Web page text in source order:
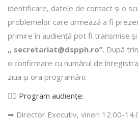
identificare, datele de contact şi o
problemelor care urmează a fi
primire în audienţă pot fi transmise
,, secretariat@dspph.ro’’. După
o confirmare cu numărul de
ziua şi ora programării.
👩‍⚕️ Program audiențe:
➡ Director Executiv, vineri 12.00-